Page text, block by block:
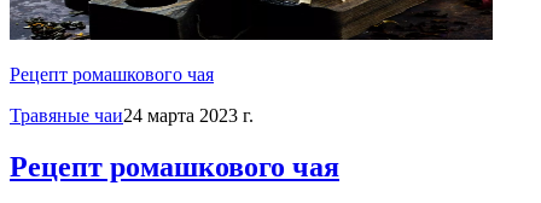
Рецепт ромашкового чая
Травяные чаи24 марта 2023 г.
Рецепт ромашкового чая